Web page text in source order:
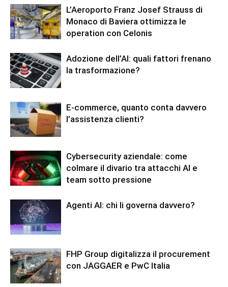
L’Aeroporto Franz Josef Strauss di
Monaco di Baviera ottimizza le
operation con Celonis
Adozione dell’AI: quali fattori frenano
la trasformazione?
E-commerce, quanto conta davvero
l’assistenza clienti?
Cybersecurity aziendale: come
colmare il divario tra attacchi AI e
team sotto pressione
Agenti AI: chi li governa davvero?
FHP Group digitalizza il procurement
con JAGGAER e PwC Italia